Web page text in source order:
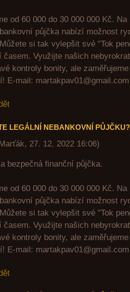
od 60 000 do 30 000 000 Kč.
půjčka nabízí možnost
si tak vylepšit své "Tok
časem. Využijte našich
kontroly bonity, ale
E-mail:
LEGÁLNÍ NEBANKOVNÍ PŮJČKU?
, 27. 12. 2022 16:06)
bezpečná finanční půjčka.
od 60 000 do 30 000 000 Kč.
půjčka nabízí možnost
si tak vylepšit své "Tok
časem. Využijte našich
kontroly bonity, ale
E-mail: